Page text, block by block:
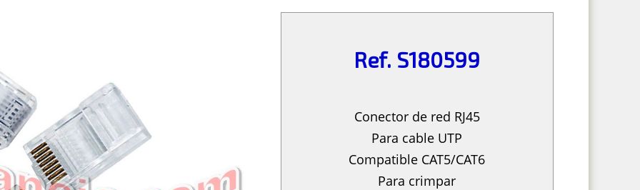
Ref. S180599
Conector de red RJ45
Para cable UTP
Compatible CAT5/CAT6
Para crimpar